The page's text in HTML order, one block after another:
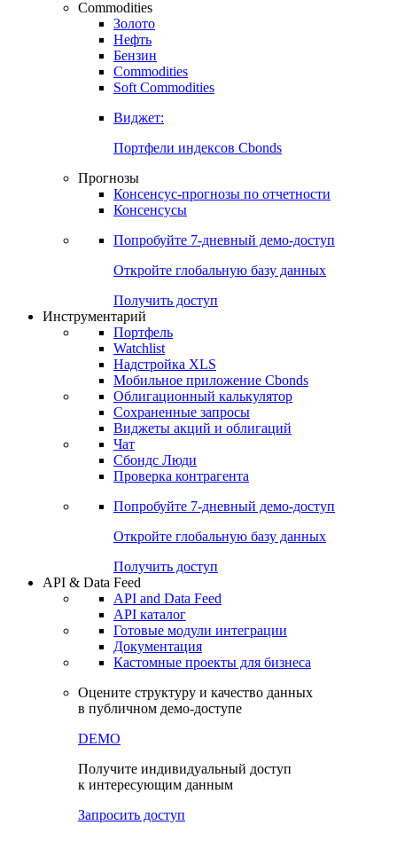
Commodities
Золото
Нефть
Бензин
Commodities
Soft Commodities
Виджет:
Портфели индексов Cbonds
Прогнозы
Консенсус-прогнозы по отчетности
Консенсусы
Попробуйте 7-дневный демо-доступ
Откройте глобальную базу данных
Получить доступ
Инструментарий
Портфель
Watchlist
Надстройка XLS
Мобильное приложение Cbonds
Облигационный калькулятор
Сохраненные запросы
Виджеты акций и облигаций
Чат
Сбондс Люди
Проверка контрагента
Попробуйте 7-дневный демо-доступ
Откройте глобальную базу данных
Получить доступ
API & Data Feed
API and Data Feed
API каталог
Готовые модули интеграции
Документация
Кастомные проекты для бизнеса
Оцените структуру и качество данных
в публичном демо-доступе
DEMO
Получите индивидуальный доступ
к интересующим данным
Запросить доступ